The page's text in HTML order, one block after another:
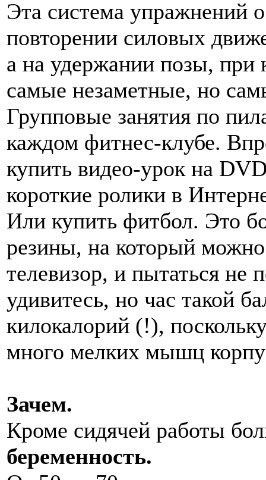
Эта система упражнений
повторении силовых
а на удержании позы, при
самые незаметные, но
Групповые занятия по
каждом фитнес-клубе.
купить видео-урок на
короткие ролики в
Или купить фитбол. Это
резины, на который
телевизор, и пытаться не
удивитесь, но час такой
килокалорий (!),
много мелких мышц
Зачем.
Кроме сидячей работы
беременность.